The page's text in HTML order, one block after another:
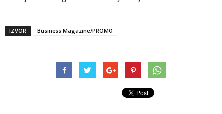
IZVOR Business Magazine/PROMO